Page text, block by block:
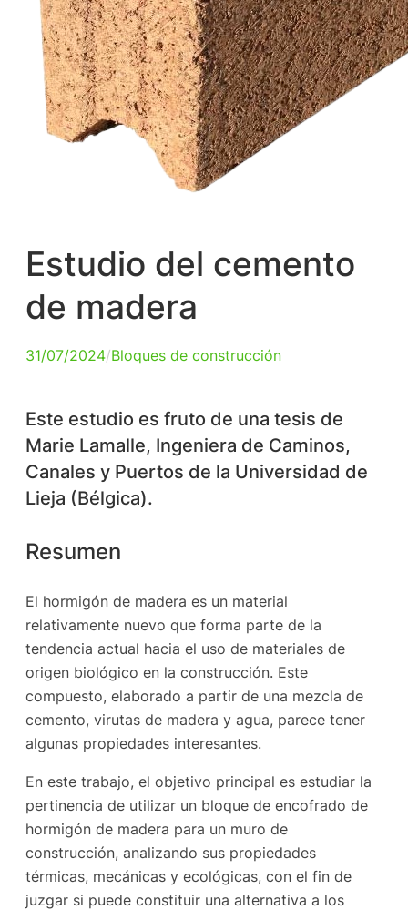
Estudio del cemento
de madera
31/07/2024/Bloques de construcción
Este estudio es fruto de una tesis de
Marie Lamalle, Ingeniera de Caminos,
Canales y Puertos de la Universidad de
Lieja (Bélgica).
Resumen
El hormigón de madera es un material
relativamente nuevo que forma parte de la
tendencia actual hacia el uso de materiales de
origen biológico en la construcción. Este
compuesto, elaborado a partir de una mezcla de
cemento, virutas de madera y agua, parece tener
algunas propiedades interesantes.
En este trabajo, el objetivo principal es estudiar la
pertinencia de utilizar un bloque de encofrado de
hormigón de madera para un muro de
construcción, analizando sus propiedades
térmicas, mecánicas y ecológicas, con el fin de
juzgar si puede constituir una alternativa a los